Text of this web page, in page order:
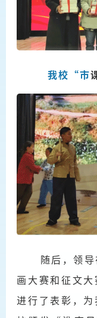
我校“市
随后，领
画大赛和征文
进行了表彰，